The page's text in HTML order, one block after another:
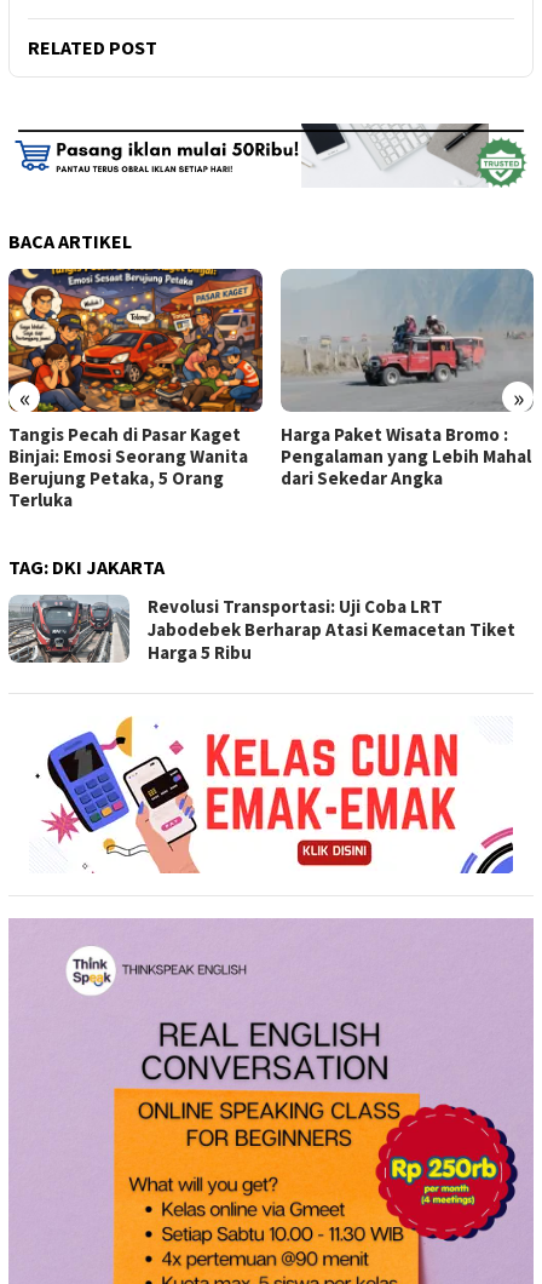
RELATED POST
BACA ARTIKEL
« »
Tangis Pecah di Pasar Kaget
Binjai: Emosi Seorang Wanita
Berujung Petaka, 5 Orang
Terluka
Harga Paket Wisata Bromo :
Pengalaman yang Lebih Mahal
dari Sekedar Angka
TAG: DKI JAKARTA
Revolusi Transportasi: Uji Coba LRT
Jabodebek Berharap Atasi Kemacetan Tiket
Harga 5 Ribu